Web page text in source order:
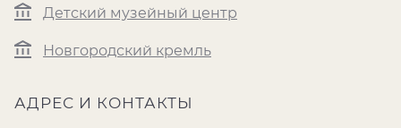
Детский музейный центр
Новгородский кремль
АДРЕС И КОНТАКТЫ